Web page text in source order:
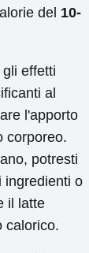
del 10-
effetti
al
l'apporto
corporeo.
potresti
ingredienti o
il latte
calorico.